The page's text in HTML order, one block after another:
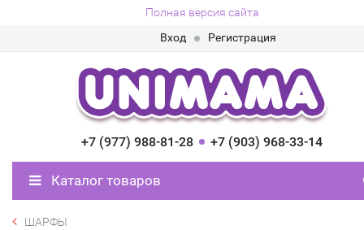
Полная версия сайта
Вход
Регистрация
+7 (977) 988-81-28 +7 (903) 968-33-14
Каталог товаров
ШАРФЫ